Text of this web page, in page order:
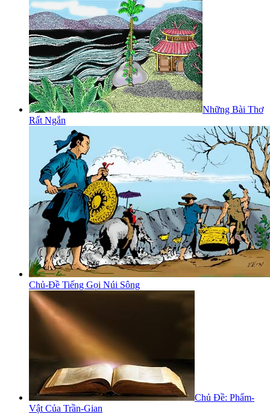
Những Bài Thơ
Rất Ngắn
Chủ-Đề Tiếng Gọi Núi Sông
Chủ Đề: Phẩm-
Vật Của Trần-Gian